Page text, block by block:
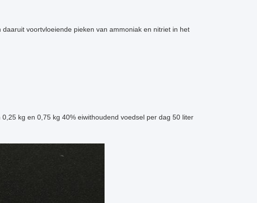
voortvloeiende pieken van ammoniak en nitriet in het
kg en 0,75 kg 40% eiwithoudend voedsel per dag 50 liter